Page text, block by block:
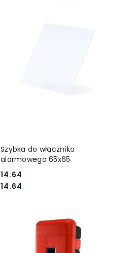
Szybka do włącznika
alarmowego 65x65
Cena:
14.64
Cena:
14.64
DO KOSZYKA